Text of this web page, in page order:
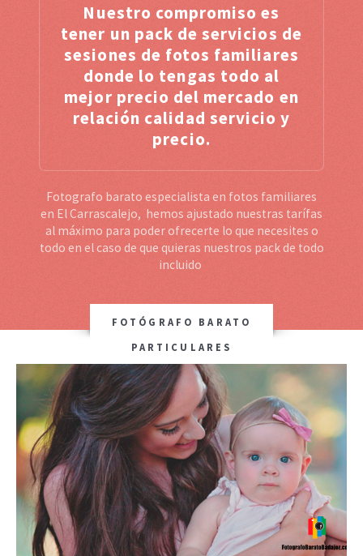
Nuestro compromiso es
tener un pack de servicios de
sesiones de fotos familiares
donde lo tengas todo al
mejor precio del mercado en
relación calidad servicio y
precio.
Fotografo barato especialista en fotos familiares
en El Carrascalejo, hemos ajustado nuestras tarífas
al máximo para poder ofrecerte lo que necesites o
todo en el caso de que quieras nuestros pack de todo
incluido
FOTÓGRAFO BARATO
PARTICULARES